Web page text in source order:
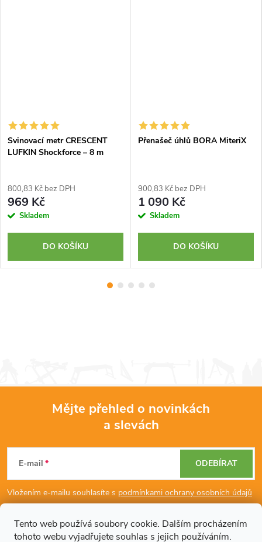
Tento web používá soubory cookie. Dalším procházením
tohoto webu vyjadřujete souhlas s jejich používáním.
Svinovací metr CRESCENT
LUFKIN Shockforce – 8 m
800,83 Kč bez DPH
969 Kč
Skladem
DO KOŠÍKU
Přenašeč úhlů BORA MiteriX
900,83 Kč bez DPH
1 090 Kč
Skladem
DO KOŠÍKU
p
Mějte přehled o novinkách
a slevách
E-mail
Vložením e-mailu souhlasíte s podmínkami ochrany osobních údajů
ODEBÍRAT